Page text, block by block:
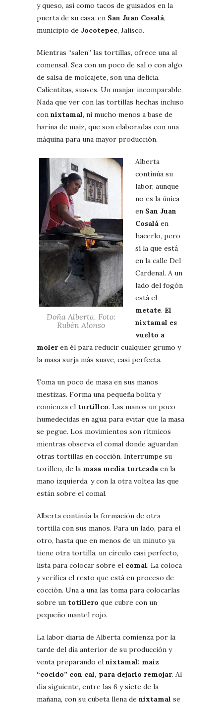
y queso, así como tacos de guisados en la
puerta de su casa, en San Juan Cosalá,
municipio de Jocotepec, Jalisco.
Mientras “salen” las tortillas, ofrece una al
comensal. Sea con un poco de sal o con algo
de salsa de molcajete, son una delicia.
Calientitas, suaves. Un manjar incomparable.
Nada que ver con las tortillas hechas incluso
con nixtamal, ni mucho menos a base de
harina de maíz, que son elaboradas con una
máquina para una mayor producción.
Doña Alberta. Foto:
Rubén Alonso
Alberta
continúa su
labor, aunque
no es la única
en San Juan
Cosalá en
hacerlo, pero
sí la que está
en la calle Del
Cardenal. A un
lado del fogón
está el
metate. El
nixtamal es
vuelto a
moleren él para reducir cualquier grumo y
la masa surja más suave, casi perfecta.
Toma un poco de masa en sus manos
mestizas. Forma una pequeña bolita y
comienza el tortilleo. Las manos un poco
humedecidas en agua para evitar que la masa
se pegue. Los movimientos son rítmicos
mientras observa el comal donde aguardan
otras tortillas en cocción. Interrumpe su
torilleo, de la masa media torteada en la
mano izquierda, y con la otra voltea las que
están sobre el comal.
Alberta continúa la formación de otra
tortilla con sus manos. Para un lado, para el
otro, hasta que en menos de un minuto ya
tiene otra tortilla, un círculo casi perfecto,
lista para colocar sobre el comal. La coloca
y verifica el resto que está en proceso de
cocción. Una a una las toma para colocarlas
sobre un totillero que cubre con un
pequeño mantel rojo.
La labor diaria de Alberta comienza por la
tarde del día anterior de su producción y
venta preparando el nixtamal: maíz
“cocido” con cal, para dejarlo remojar. Al
día siguiente, entre las 6 y siete de la
mañana, con su cubeta llena de nixtamal se